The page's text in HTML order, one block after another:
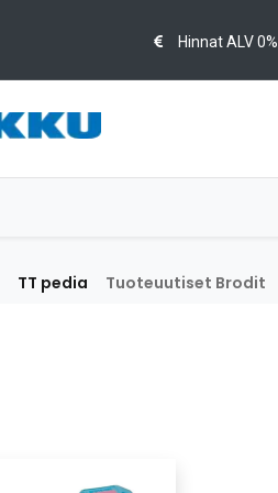
Hinnat ALV 0%
TT pedia Tuoteuutiset Brodit